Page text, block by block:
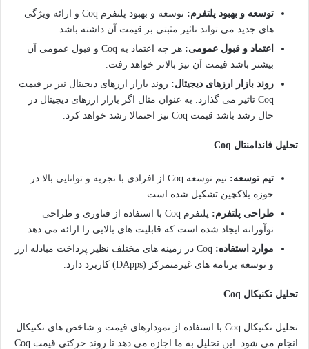
توسعه و بهبود پلتفرم:
توسعه و بهبود پلتفرم Coq و ارائه ویژگی
های جدید می تواند تاثیر مثبتی بر قیمت آن داشته باشد.
اعتماد و قبول عمومی:
هر چه اعتماد به Coq و قبول عمومی آن
بیشتر باشد قیمت آن نیز بالاتر خواهد رفت.
روند بازار ارزهای دیجیتال: روند بازار ارزهای دیجیتال نیز بر قیمت
Coq تاثیر می گذارد. به عنوان مثال اگر بازار ارزهای دیجیتال در
حال رشد باشد قیمت Coq نیز احتمالا رشد خواهد کرد.
تحلیل فاندامنتال Coq
تیم توسعه:
تیم توسعه Coq از افرادی با تجربه و توانایی بالا در
حوزه بلاکچین تشکیل شده است.
طراحی پلتفرم:
پلتفرم Coq با استفاده از فناوری و طراحی
نوآورانه ایجاد شده است که قابلیت های بالایی را ارائه می دهد.
موارد استفاده:
Coq در زمینه های مختلف نظیر پرداخت مبادله ارز
و توسعه برنامه های غیرمتمرکز (DApps) کاربرد دارد.
تحلیل تکنیکال Coq
تحلیل تکنیکال Coq با استفاده از نمودارهای قیمت و شاخص های تکنیکال
انجام می شود. این تحلیل به ما اجازه می دهد تا روند حرکتی قیمت Coq